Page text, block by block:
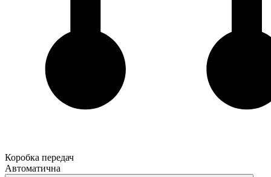
Коробка передач
Автоматична